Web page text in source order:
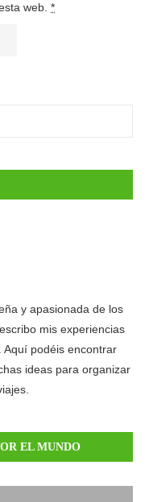
web. *
y apasionada de los
mis experiencias
Aquí podéis encontrar
ideas para organizar
EL MUNDO